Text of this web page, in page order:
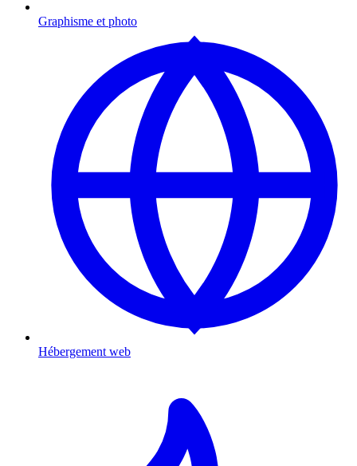
Graphisme et photo
Hébergement web